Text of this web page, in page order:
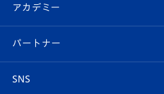
イベント
メディア
スタッフプロフィール
マスコット紹介
ヴィヴィくんの長崎おもてなしガイド
スタジアムグルメ
V-LOVERS（ファンクラブ）
プレイヤーズスイート
オンラインショップ
店舗情報
アカデミー
育成からのお知らせ
パートナー
SNS